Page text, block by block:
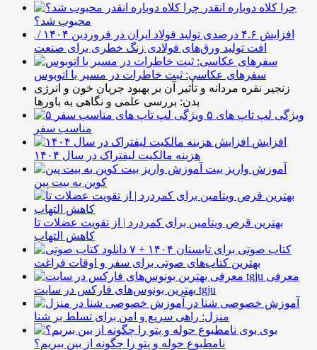
چرا کلاه دوباره انقدر
محبوب شد؟
افزایش ۴.۶ درصدی تولید فولاد ایران در فروردین ۱۴۰۴ /
افت تولید ورق‌های فولادی زنگ خطری برای صنعت
سفرهای عکاسی: ثبت خاطرات در مسیر با اتوبوس
زنجیر نقره مردانه و تأثیر آن بر بهبود جریان خون و انرژی
بدن: بررسی علمی و نگاهی به باورها
۵ ویژگی لپ تاپ های
مناسب سفر
افزایش
هزینه مالکیت لیفتراک در سال ۱۴۰۴
آموزش واریز بیت
کوین به بیت پین
بهترین قرص ویتامین برای کمردرد | از تقویت عضلات تا
کاهش التهاب
۷ کتاب صوتی برای تابستان ۱۴۰۴ +
بهترین کتاب‌های صوتی برای سفر و اوقات فراغت
معرفی
بهترین بونوس‌های فارکس در سایت tgju
آموزش خصوصی شنا در
منزل: راهی سریع و امن برای تسلط بر شنا
بوی
نامطبوع حوله و پتو را چگونه از بین ببریم؟